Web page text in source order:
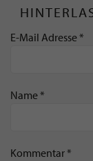
E-Mail Adresse *
Name *
Kommentar *